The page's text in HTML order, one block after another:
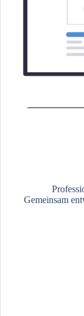
Gemeinsam